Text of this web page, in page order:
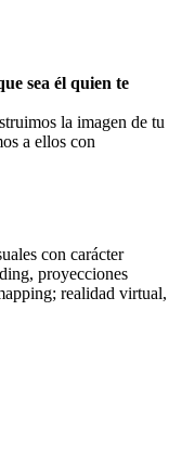
sea él quien te
la imagen de tu
a ellos con
con carácter
proyecciones
realidad virtual,